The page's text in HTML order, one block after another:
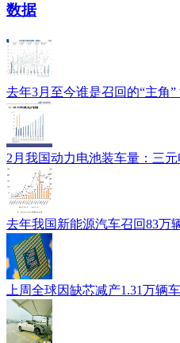
数据
去年3月至今谁是召回的“主角”
2月我国动力电池装车量：三
去年我国新能源汽车召回83万
上周全球因缺芯减产1.31万辆